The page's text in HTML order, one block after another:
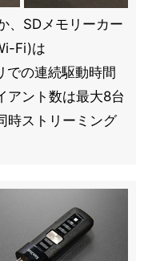
、SDメモリーカー
Fi)は
での連続駆動時間
アント数は最大8台
時ストリーミング